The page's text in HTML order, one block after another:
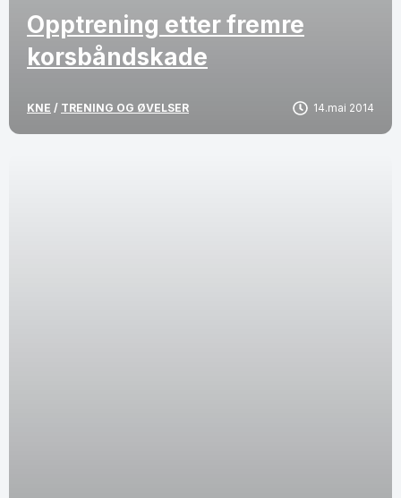
Opptrening etter fremre
korsbåndskade
KNE / TRENING OG ØVELSER 14.mai 2014